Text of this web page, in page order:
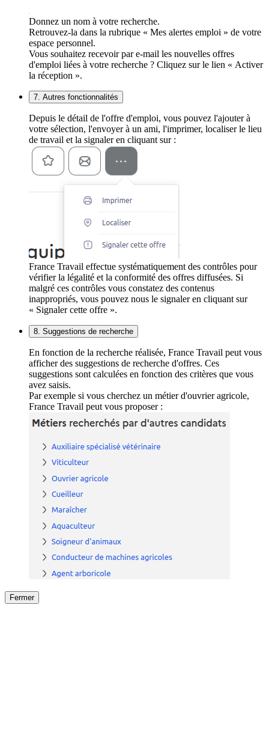
Donnez un nom à votre recherche.
Retrouvez-la dans la rubrique « Mes alertes emploi » de votre
espace personnel.
Vous souhaitez recevoir par e-mail les nouvelles offres
d'emploi liées à votre recherche ? Cliquez sur le lien « Activer
la réception ».
7. Autres fonctionnalités
Depuis le détail de l'offre d'emploi, vous pouvez l'ajouter à
votre sélection, l'envoyer à un ami, l'imprimer, localiser le lieu
de travail et la signaler en cliquant sur :
France Travail effectue systématiquement des contrôles pour
vérifier la légalité et la conformité des offres diffusées. Si
malgré ces contrôles vous constatez des contenus
inappropriés, vous pouvez nous le signaler en cliquant sur
« Signaler cette offre ».
8. Suggestions de recherche
En fonction de la recherche réalisée, France Travail peut vous
afficher des suggestions de recherche d'offres. Ces
suggestions sont calculées en fonction des critères que vous
avez saisis.
Par exemple si vous cherchez un métier d'ouvrier agricole,
France Travail peut vous proposer :
Fermer